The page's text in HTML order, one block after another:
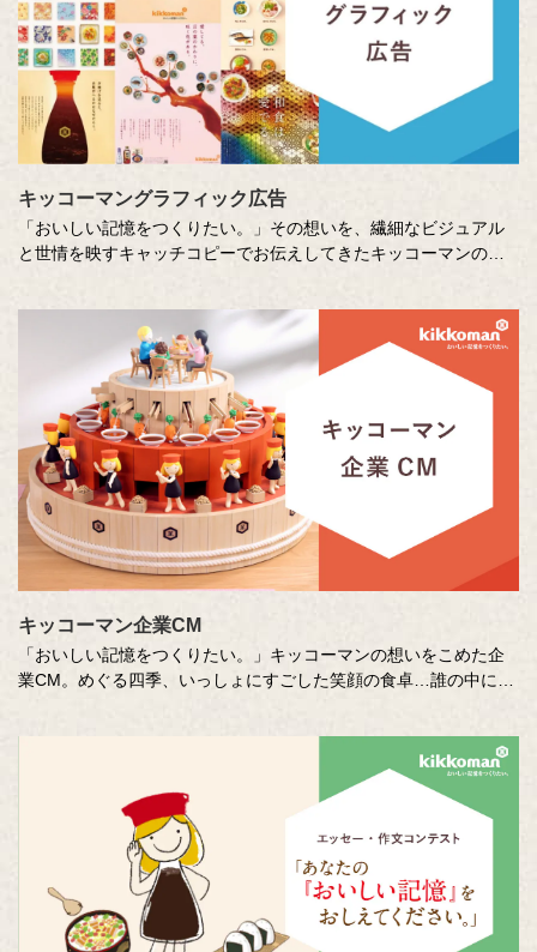
キッコーマングラフィック広告
「おいしい記憶をつくりたい。」その想いを、繊細なビジュアル
と世情を映すキャッチコピーでお伝えしてきたキッコーマンの企
品について、寄せてくださったコメントも紹介しています。
キッコーマン企業CM
「おいしい記憶をつくりたい。」キッコーマンの想いをこめた企
業CM。めぐる四季、いっしょにすごした笑顔の食卓…誰の中にも